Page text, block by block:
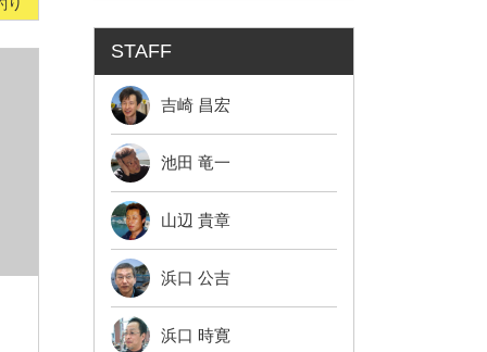
STAFF
吉崎 昌宏
池田 竜一
山辺 貴章
浜口 公吉
浜口 時寛